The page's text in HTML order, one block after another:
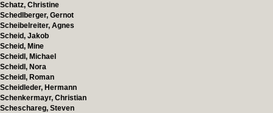
Schatz, Christine
Schedlberger, Gernot
Scheibelreiter, Agnes
Scheid, Jakob
Scheid, Mine
Scheidl, Michael
Scheidl, Nora
Scheidl, Roman
Scheidleder, Hermann
Schenkermayr, Christian
Scheschareg, Steven